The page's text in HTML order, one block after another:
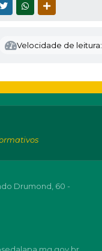
TWITTERWHATSAPP
Velocidade de leitura:
Drumond, 60 -